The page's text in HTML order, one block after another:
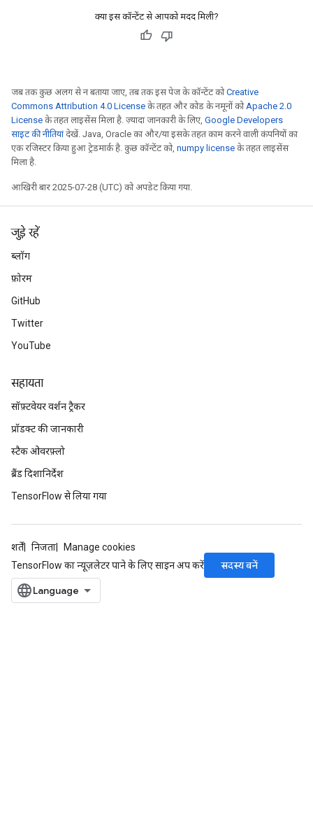
क्या इस कॉन्टेंट से आपको मदद मिली?
जब तक कुछ अलग से न बताया जाए, तब तक इस पेज के कॉन्टेंट कोCreative
Commons Attribution 4.0 License के तहत और कोड के नमूनों कोApache 2.0
License के तहत लाइसेंस मिला है. ज़्यादा जानकारी के लिए, Google Developers
साइट की नीतियांदेखें. Java, Oracle का और/या इसके तहत काम करने वाली कंपनियों का
एक रजिस्टर किया हुआ ट्रेडमार्क है. कुछ कॉन्टेंट को, numpy license के तहत लाइसेंस
मिला है.
आखिरी बार 2025-07-28 (UTC) को अपडेट किया गया.
जुड़े रहें
ब्लॉग
फ़ोरम
GitHub
Twitter
YouTube
सहायता
सॉफ़्टवेयर वर्शन ट्रैकर
प्रॉडक्ट की जानकारी
स्टैक ओवरफ़्लो
ब्रैंड दिशानिर्देश
TensorFlow से लिया गया
शर्तें निजता
Manage cookies
TensorFlow का न्यूज़लेटर पाने के लिए साइन अप करें
सदस्य बनें